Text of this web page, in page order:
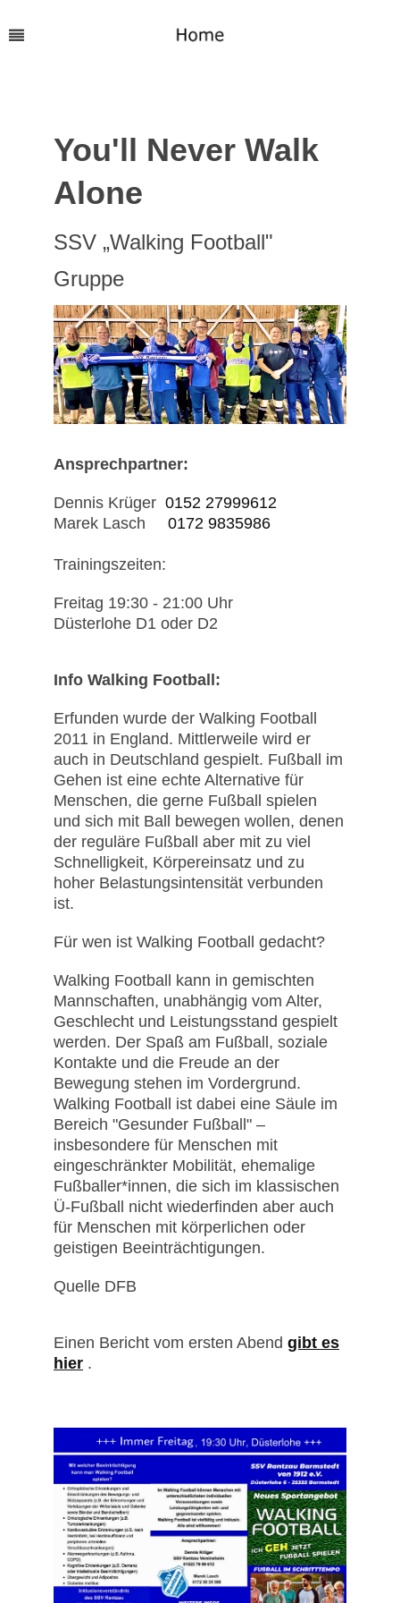
You'll Never Walk
Alone
SSV „Walking Football"
Gruppe
Ansprechpartner:
Dennis Krüger 0152 27999612
Marek Lasch 0172 9835986
Trainingszeiten:
Freitag 19:30 - 21:00 Uhr
Düsterlohe D1 oder D2
Info Walking Football:
Erfunden wurde der Walking Football
2011 in England. Mittlerweile wird er
auch in Deutschland gespielt. Fußball im
Gehen ist eine echte Alternative für
Menschen, die gerne Fußball spielen
und sich mit Ball bewegen wollen, denen
der reguläre Fußball aber mit zu viel
Schnelligkeit, Körpereinsatz und zu
hoher Belastungsintensität verbunden
ist.
Für wen ist Walking Football gedacht?
Walking Football kann in gemischten
Mannschaften, unabhängig vom Alter,
Geschlecht und Leistungsstand gespielt
werden. Der Spaß am Fußball, soziale
Kontakte und die Freude an der
Bewegung stehen im Vordergrund.
Walking Football ist dabei eine Säule im
Bereich "Gesunder Fußball" –
insbesondere für Menschen mit
eingeschränkter Mobilität, ehemalige
Fußballer*innen, die sich im klassischen
Ü-Fußball nicht wiederfinden aber auch
für Menschen mit körperlichen oder
geistigen Beeinträchtigungen.
Quelle DFB
Einen Bericht vom ersten Abend gibt es
hier .